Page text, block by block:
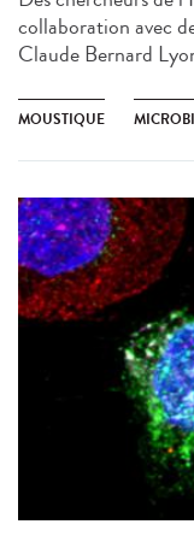
collaboration avec
Claude Bernard
MOUSTIQUE